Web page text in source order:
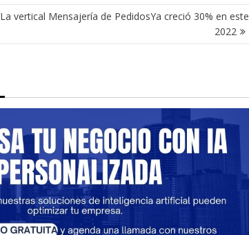
La vertical Mensajería de PedidosYa creció 30% en este
2022